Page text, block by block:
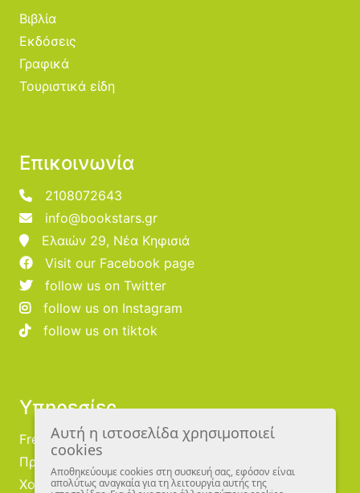
Βιβλία
Εκδόσεις
Γραφικά
Τουριστικά είδη
Επικοινωνία
2108072643
info@bookstars.gr
Ελαιών 29, Νέα Κηφισιά
Visit our Facebook page
follow us on Twitter
follow us on Instagram
follow us on tiktok
Υπηρεσίες
Free Publishing
Προμηθευτές
Χονδρική
Αυτή η ιστοσελίδα χρησιμοποιεί
cookies
Αποθηκεύουμε cookies στη συσκευή σας, εφόσον είναι
απολύτως αναγκαία για τη λειτουργία αυτής της